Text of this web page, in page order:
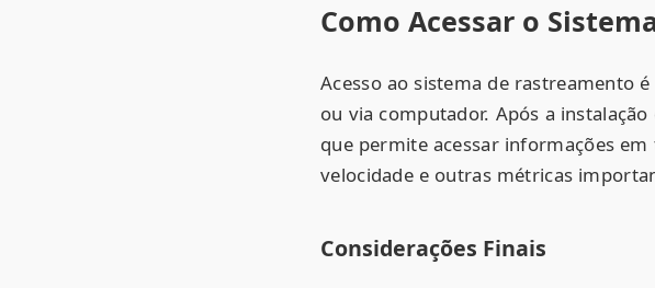
Como Acessar o
Acesso ao sistema de rastreamento
ou via computador. Após a
que permite acessar informações
velocidade e outras métricas
Considerações Finais